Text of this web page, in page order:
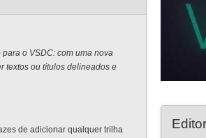
o VSDC: com uma nova
textos ou títulos delineados e
de adicionar qualquer trilha